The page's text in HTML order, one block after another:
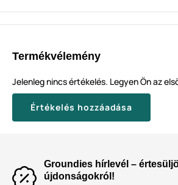
Termékvélemény
Jelenleg nincs értékelés. Legyen Ön az
Értékelés hozzáadása
Groundies hírlevél –
újdonságokról!